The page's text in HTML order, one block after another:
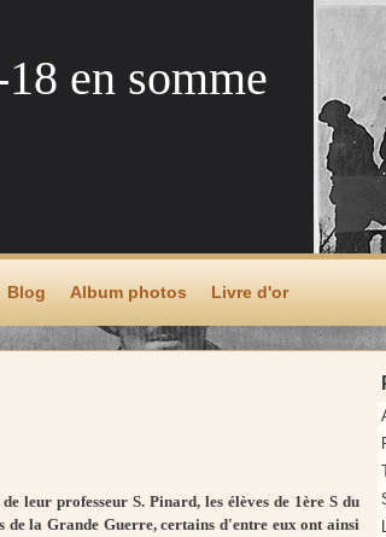
en somme
Blog Album photos Livre d'or
leur professeur S. Pinard, les élèves de 1ère S du
de la Grande Guerre, certains d'entre eux ont ainsi